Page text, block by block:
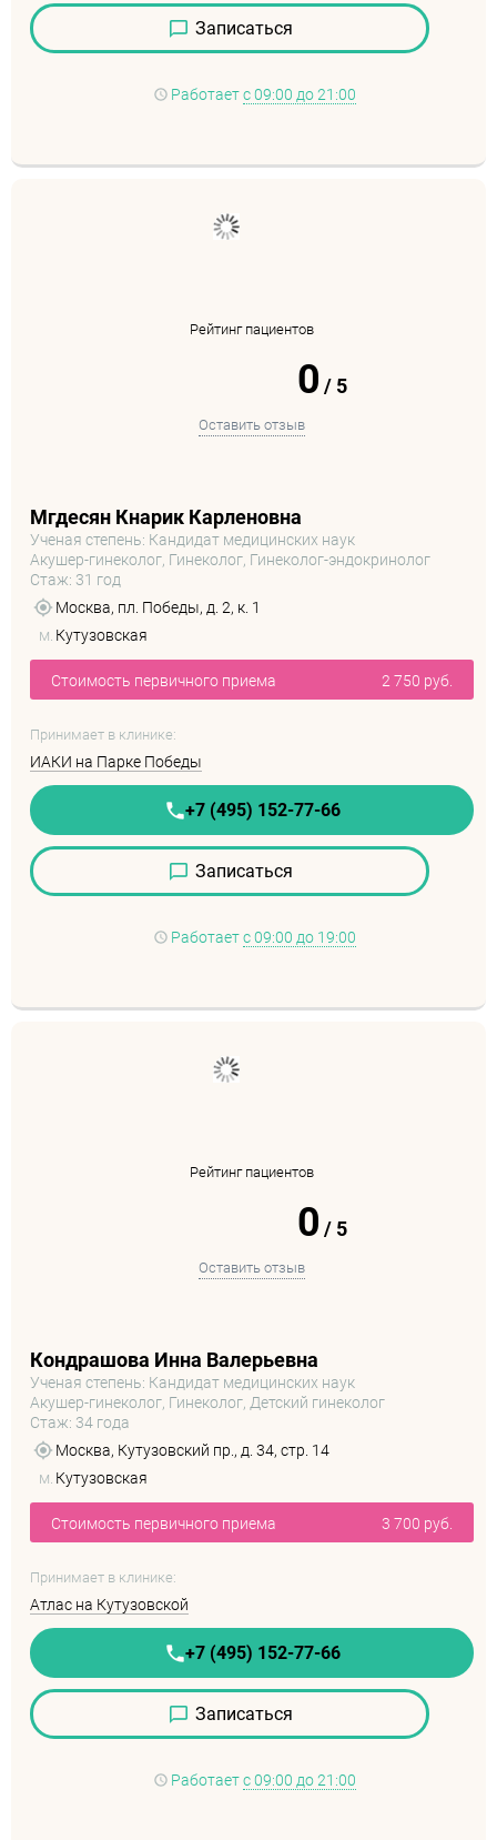
Записаться
Работает с 09:00 до 21:00
Рейтинг пациентов
0 /5
Оставить отзыв
Мгдесян Кнарик Карленовна
Ученая степень: Кандидат медицинских наук
Акушер-гинеколог, Гинеколог, Гинеколог-эндокринолог
Стаж: 31 год
Москва, пл. Победы, д. 2, к. 1
м. Кутузовская
Стоимость первичного приема 2 750 руб.
Принимает в клинике:
ИАКИ на Парке Победы
+7 (495) 152-77-66
Записаться
Работает с 09:00 до 19:00
Рейтинг пациентов
0 /5
Оставить отзыв
Кондрашова Инна Валерьевна
Ученая степень: Кандидат медицинских наук
Акушер-гинеколог, Гинеколог, Детский гинеколог
Стаж: 34 года
Москва, Кутузовский пр., д. 34, стр. 14
м. Кутузовская
Стоимость первичного приема 3 700 руб.
Принимает в клинике:
Атлас на Кутузовской
+7 (495) 152-77-66
Записаться
Работает с 09:00 до 21:00